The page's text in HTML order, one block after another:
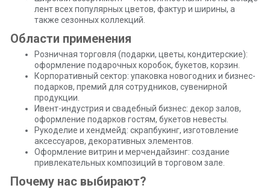
лент всех популярных цветов, фактур и ширины, а
также сезонных коллекций.
Области применения
Розничная торговля (подарки, цветы, кондитерские):
оформление подарочных коробок, букетов, корзин.
Корпоративный сектор: упаковка новогодних и бизнес-
подарков, премий для сотрудников, сувенирной
продукции.
Ивент-индустрия и свадебный бизнес: декор залов,
оформление подарков гостям, букетов невесты.
Рукоделие и хендмейд: скрапбукинг, изготовление
аксессуаров, декоративных элементов.
Оформление витрин и мерчендайзинг: создание
привлекательных композиций в торговом зале.
Почему нас выбирают?